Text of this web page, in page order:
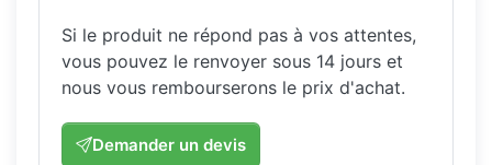
Si le produit ne répond pas à vos attentes,
vous pouvez le renvoyer sous 14 jours et
nous vous rembourserons le prix d'achat.
Demander un devis